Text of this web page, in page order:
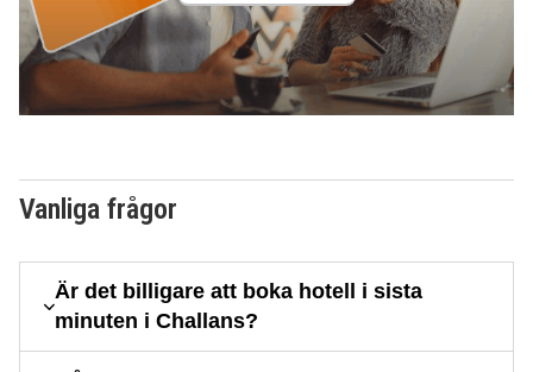
Vanliga frågor
Är det billigare att boka hotell i sista
minuten i Challans?